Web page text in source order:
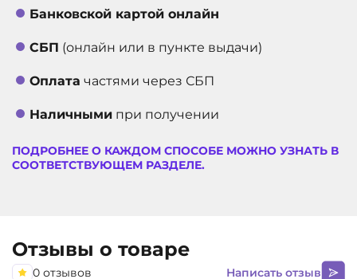
Банковской картой онлайн
СБП (онлайн или в пункте выдачи)
Оплата частями через СБП
Наличными при получении
ПОДРОБНЕЕ О КАЖДОМ СПОСОБЕ МОЖНО УЗНАТЬ В
СООТВЕТСТВУЮЩЕМ РАЗДЕЛЕ.
Отзывы о товаре
0 отзывов Написать отзыв